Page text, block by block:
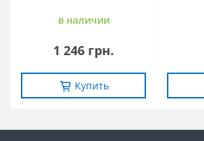
в наличии
1 246 грн.
Купить